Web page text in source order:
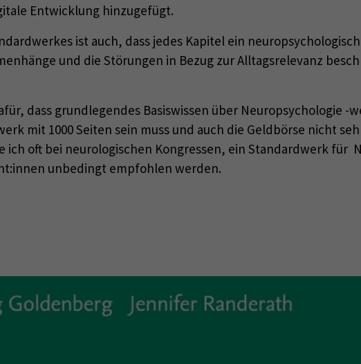
Entwicklung hinzugefügt.
ist auch, dass jedes Kapitel ein
und die Störungen in Bezug zur Alltagsrelevanz
dass grundlegendes Basiswissen über Neuropsychologie
mit 1000 Seiten sein muss und auch die Geldbörse nicht
ich oft bei neurologischen Kongressen, ein Standardwerk
unbedingt empfohlen werden.